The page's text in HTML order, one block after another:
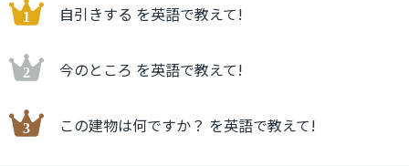
自引きする を英語で教えて!
今のところ を英語で教えて!
この建物は何ですか？ を英語で教えて!